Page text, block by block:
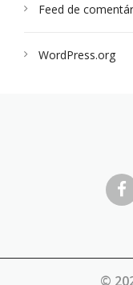
Feed de
WordPress.org
©